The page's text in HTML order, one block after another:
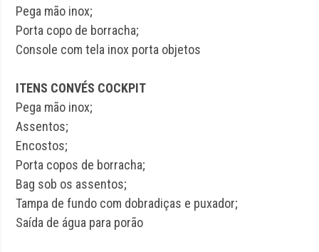
Pega mão inox;
Porta copo de borracha;
Console com tela inox porta objetos
ITENS CONVÉS COCKPIT
Pega mão inox;
Assentos;
Encostos;
Porta copos de borracha;
Bag sob os assentos;
Tampa de fundo com dobradiças e puxador;
Saída de água para porão